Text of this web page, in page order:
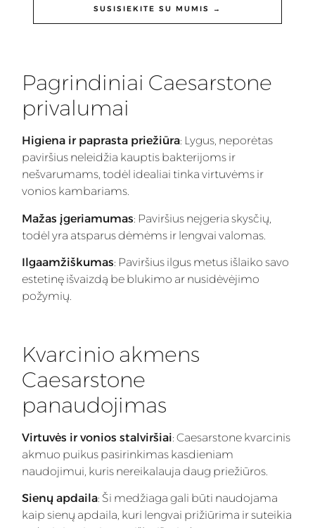
SUSISIEKITE SU MUMIS →
Pagrindiniai Caesarstone
privalumai
Higiena ir paprasta priežiūra: Lygus, neporėtas
paviršius neleidžia kauptis bakterijoms ir
nešvarumams, todėl idealiai tinka virtuvėms ir
vonios kambariams.
Mažas įgeriamumas: Paviršius neįgeria skysčių,
todėl yra atsparus dėmėms ir lengvai valomas.
Ilgaamžiškumas: Paviršius ilgus metus išlaiko savo
estetinę išvaizdą be blukimo ar nusidėvėjimo
požymių.
Kvarcinio akmens
Caesarstone
panaudojimas
Virtuvės ir vonios stalviršiai: Caesarstone kvarcinis
akmuo puikus pasirinkimas kasdieniam
naudojimui, kuris nereikalauja daug priežiūros.
Sienų apdaila: Ši medžiaga gali būti naudojama
kaip sienų apdaila, kuri lengvai prižiūrima ir suteikia